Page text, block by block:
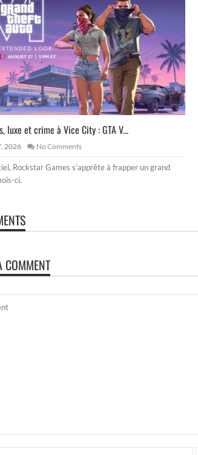
luxe et crime à Vice City : GTA V...
2026 No Comments
Rockstar Games s’apprête à frapper un grand
ci.
COMMENT